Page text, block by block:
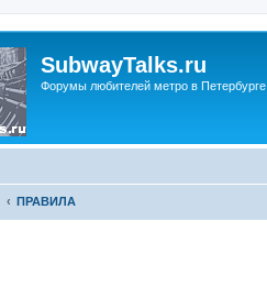
SubwayTalks.ru
Форумы любителей метро в Петербурге
ПРАВИЛА